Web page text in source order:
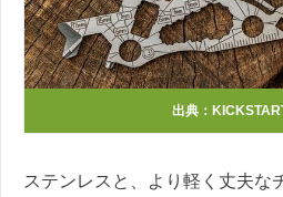
出典：
ステンレスと、より軽く丈夫な